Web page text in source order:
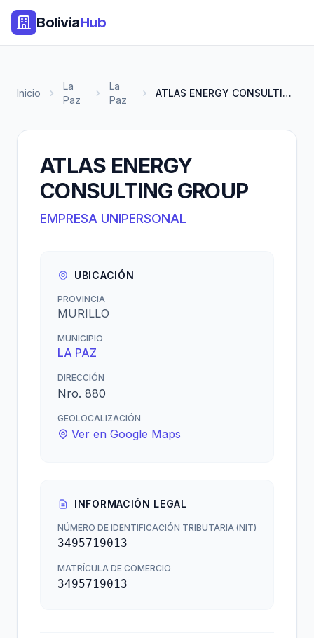
BoliviaHub
Inicio
La
Paz
La
Paz
ATLAS ENERGY CONSULTING GROUP
ATLAS ENERGY
CONSULTING GROUP
EMPRESA UNIPERSONAL
UBICACIÓN
PROVINCIA
MURILLO
MUNICIPIO
LA PAZ
DIRECCIÓN
Nro. 880
GEOLOCALIZACIÓN
Ver en Google Maps
INFORMACIÓN LEGAL
NÚMERO DE IDENTIFICACIÓN TRIBUTARIA (NIT)
3495719013
MATRÍCULA DE COMERCIO
3495719013